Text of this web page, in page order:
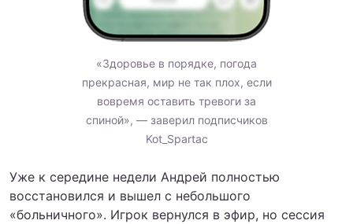
«Здоровье в порядке, погода
прекрасная, мир не так плох, если
вовремя оставить тревоги за
спиной», — заверил подписчиков
Kot_Spartac
Уже к середине недели Андрей полностью
восстановился и вышел с небольшого
«больничного». Игрок вернулся в эфир, но сессия